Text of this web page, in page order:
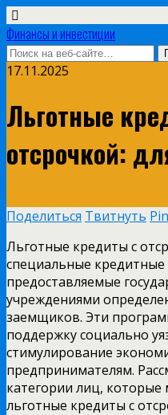
Финансы и инвестиции
17.11.2025
Льготные
отсрочкой:
Поделиться Твитнуть Pin
Льготные кредиты с
специальные
предоставляемые
учреждениями
заемщиков. Эти
поддержку социально
стимулирование
предпринимателям.
категории лиц, которые
льготные кредиты с